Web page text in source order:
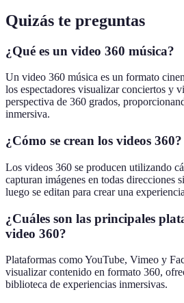
Quizás te preguntas
¿Qué es un video 360 música?
Un video 360 música es un formato
los espectadores visualizar conciertos y
perspectiva de 360 grados,
inmersiva.
¿Cómo se crean los videos 360?
Los videos 360 se producen utilizando
capturan imágenes en todas direcciones
luego se editan para crear una
¿Cuáles son las principales
video 360?
Plataformas como YouTube, Vimeo y
visualizar contenido en formato 360,
biblioteca de experiencias inmersivas.